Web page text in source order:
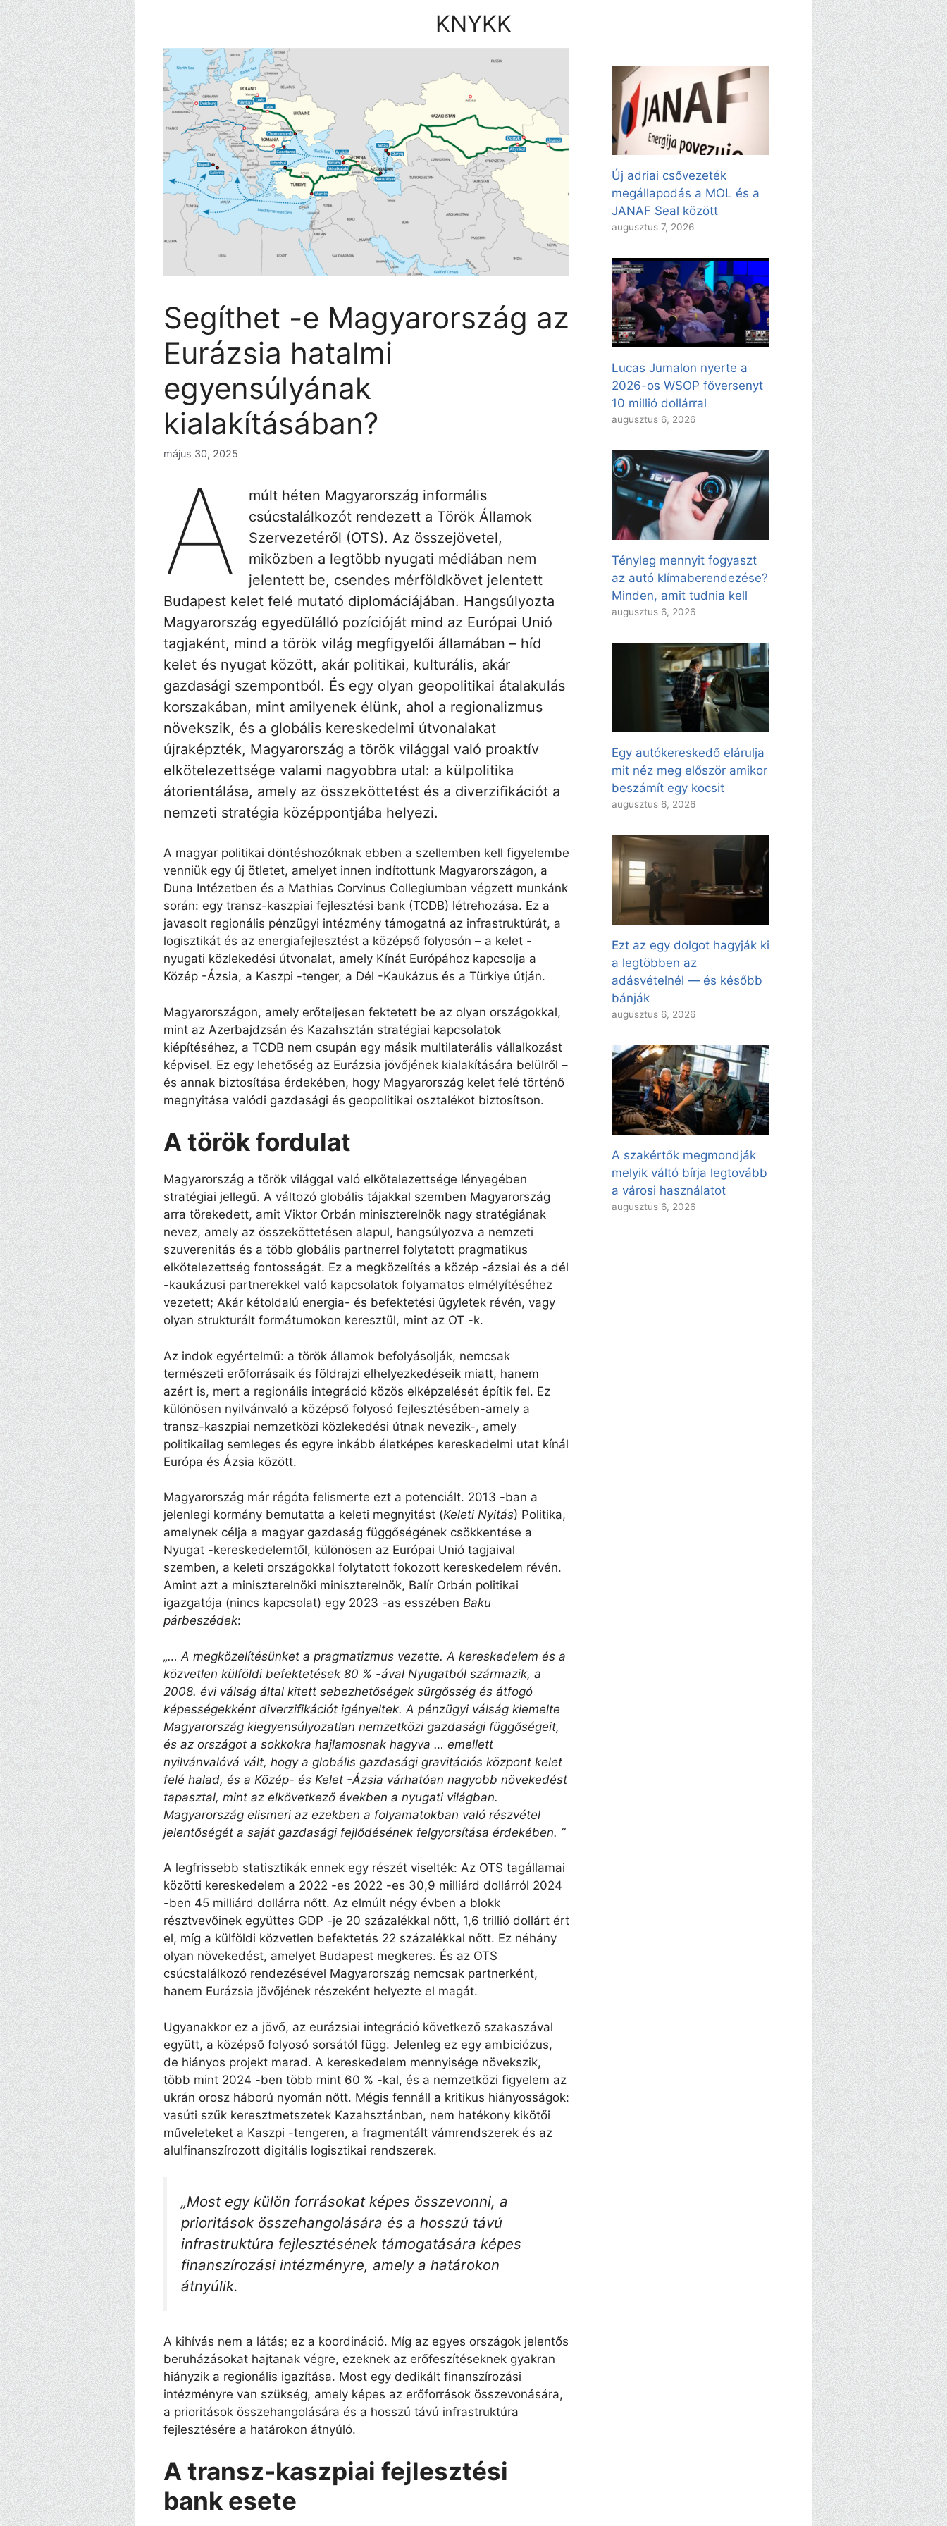
Kilépés
a
tartalomba
KNYKK
Segíthet -e Magyarország az
Eurázsia hatalmi
egyensúlyának
kialakításában?
május 30, 2025
A
múlt héten Magyarország informális
csúcstalálkozót rendezett a Török Államok
Szervezetéről (OTS). Az összejövetel,
miközben a legtöbb nyugati médiában nem
jelentett be, csendes mérföldkövet jelentett
Budapest kelet felé mutató diplomáciájában. Hangsúlyozta
Magyarország egyedülálló pozícióját mind az Európai Unió
tagjaként, mind a török ​​világ megfigyelői államában – híd
kelet és nyugat között, akár politikai, kulturális, akár
gazdasági szempontból. És egy olyan geopolitikai átalakulás
korszakában, mint amilyenek élünk, ahol a regionalizmus
növekszik, és a globális kereskedelmi útvonalakat
újraképzték, Magyarország a török ​​világgal való proaktív
elkötelezettsége valami nagyobbra utal: a külpolitika
átorientálása, amely az összeköttetést és a diverzifikációt a
nemzeti stratégia középpontjába helyezi.
A magyar politikai döntéshozóknak ebben a szellemben kell figyelembe
venniük egy új ötletet, amelyet innen indítottunk Magyarországon, a
Duna Intézetben és a Mathias Corvinus Collegiumban végzett munkánk
során: egy transz-kaszpiai fejlesztési bank (TCDB) létrehozása. Ez a
javasolt regionális pénzügyi intézmény támogatná az infrastruktúrát, a
logisztikát és az energiafejlesztést a középső folyosón – a kelet -
nyugati közlekedési útvonalat, amely Kínát Európához kapcsolja a
Közép -Ázsia, a Kaszpi -tenger, a Dél -Kaukázus és a Türkiye útján.
Magyarországon, amely erőteljesen fektetett be az olyan országokkal,
mint az Azerbajdzsán és Kazahsztán stratégiai kapcsolatok
kiépítéséhez, a TCDB nem csupán egy másik multilaterális vállalkozást
képvisel. Ez egy lehetőség az Eurázsia jövőjének kialakítására belülről –
és annak biztosítása érdekében, hogy Magyarország kelet felé történő
megnyitása valódi gazdasági és geopolitikai osztalékot biztosítson.
A török ​​fordulat
Magyarország a török ​​világgal való elkötelezettsége lényegében
stratégiai jellegű. A változó globális tájakkal szemben Magyarország
arra törekedett, amit Viktor Orbán miniszterelnök nagy stratégiának
nevez, amely az összeköttetésen alapul, hangsúlyozva a nemzeti
szuverenitás és a több globális partnerrel folytatott pragmatikus
elkötelezettség fontosságát. Ez a megközelítés a közép -ázsiai és a dél
-kaukázusi partnerekkel való kapcsolatok folyamatos elmélyítéséhez
vezetett; Akár kétoldalú energia- és befektetési ügyletek révén, vagy
olyan strukturált formátumokon keresztül, mint az OT -k.
Az indok egyértelmű: a török ​​államok befolyásolják, nemcsak
természeti erőforrásaik és földrajzi elhelyezkedéseik miatt, hanem
azért is, mert a regionális integráció közös elképzelését építik fel. Ez
különösen nyilvánvaló a középső folyosó fejlesztésében-amely a
transz-kaszpiai nemzetközi közlekedési útnak nevezik-, amely
politikailag semleges és egyre inkább életképes kereskedelmi utat kínál
Európa és Ázsia között.
Magyarország már régóta felismerte ezt a potenciált. 2013 -ban a
jelenlegi kormány bemutatta a keleti megnyitást (Keleti Nyitás) Politika,
amelynek célja a magyar gazdaság függőségének csökkentése a
Nyugat -kereskedelemtől, különösen az Európai Unió tagjaival
szemben, a keleti országokkal folytatott fokozott kereskedelem révén.
Amint azt a miniszterelnöki miniszterelnök, Balír Orbán politikai
igazgatója (nincs kapcsolat) egy 2023 -as esszében Baku
párbeszédek:
„… A megközelítésünket a pragmatizmus vezette. A kereskedelem és a
közvetlen külföldi befektetések 80 % -ával Nyugatból származik, a
2008. évi válság által kitett sebezhetőségek sürgősség és átfogó
képességekként diverzifikációt igényeltek. A pénzügyi válság kiemelte
Magyarország kiegyensúlyozatlan nemzetközi gazdasági függőségeit,
és az országot a sokkokra hajlamosnak hagyva … emellett
nyilvánvalóvá vált, hogy a globális gazdasági gravitációs központ kelet
felé halad, és a Közép- és Kelet -Ázsia várhatóan nagyobb növekedést
tapasztal, mint az elkövetkező években a nyugati világban.
Magyarország elismeri az ezekben a folyamatokban való részvétel
jelentőségét a saját gazdasági fejlődésének felgyorsítása érdekében. ”
A legfrissebb statisztikák ennek egy részét viselték: Az OTS tagállamai
közötti kereskedelem a 2022 -es 2022 -es 30,9 milliárd dollárról 2024
-ben 45 milliárd dollárra nőtt. Az elmúlt négy évben a blokk
résztvevőinek együttes GDP -je 20 százalékkal nőtt, 1,6 trillió dollárt ért
el, míg a külföldi közvetlen befektetés 22 százalékkal nőtt. Ez néhány
olyan növekedést, amelyet Budapest megkeres. És az OTS
csúcstalálkozó rendezésével Magyarország nemcsak partnerként,
hanem Eurázsia jövőjének részeként helyezte el magát.
Ugyanakkor ez a jövő, az eurázsiai integráció következő szakaszával
együtt, a középső folyosó sorsától függ. Jelenleg ez egy ambiciózus,
de hiányos projekt marad. A kereskedelem mennyisége növekszik,
több mint 2024 -ben több mint 60 % -kal, és a nemzetközi figyelem az
ukrán orosz háború nyomán nőtt. Mégis fennáll a kritikus hiányosságok:
vasúti szűk keresztmetszetek Kazahsztánban, nem hatékony kikötői
műveleteket a Kaszpi -tengeren, a fragmentált vámrendszerek és az
alulfinanszírozott digitális logisztikai rendszerek.
„Most egy külön forrásokat képes összevonni, a
prioritások összehangolására és a hosszú távú
infrastruktúra fejlesztésének támogatására képes
finanszírozási intézményre, amely a határokon
átnyúlik.
A kihívás nem a látás; ez a koordináció. Míg az egyes országok jelentős
beruházásokat hajtanak végre, ezeknek az erőfeszítéseknek gyakran
hiányzik a regionális igazítása. Most egy dedikált finanszírozási
intézményre van szükség, amely képes az erőforrások összevonására,
a prioritások összehangolására és a hosszú távú infrastruktúra
fejlesztésére a határokon átnyúló.
A transz-kaszpiai fejlesztési
bank esete
Új adriai csővezeték
megállapodás a MOL és a
JANAF Seal között
augusztus 7, 2026
Lucas Jumalon nyerte a
2026-os WSOP főversenyt
10 millió dollárral
augusztus 6, 2026
Tényleg mennyit fogyaszt
az autó klímaberendezése?
Minden, amit tudnia kell
augusztus 6, 2026
Egy autókereskedő elárulja
mit néz meg először amikor
beszámít egy kocsit
augusztus 6, 2026
Ezt az egy dolgot hagyják ki
a legtöbben az
adásvételnél — és később
bánják
augusztus 6, 2026
A szakértők megmondják
melyik váltó bírja legtovább
a városi használatot
augusztus 6, 2026